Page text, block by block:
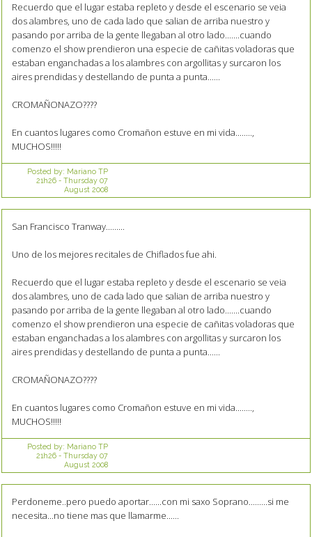
Recuerdo que el lugar estaba repleto y desde el escenario se veia
dos alambres, uno de cada lado que salian de arriba nuestro y
pasando por arriba de la gente llegaban al otro lado.......cuando
comenzo el show prendieron una especie de cañitas voladoras que
estaban enganchadas a los alambres con argollitas y surcaron los
aires prendidas y destellando de punta a punta......
CROMAÑONAZO????
En cuantos lugares como Cromañon estuve en mi vida........,
MUCHOS!!!!!
Posted by: Mariano TP
21h26- Thursday 07
August 2008
San Francisco Tranway.........
Uno de los mejores recitales de Chiflados fue ahi.
Recuerdo que el lugar estaba repleto y desde el escenario se veia
dos alambres, uno de cada lado que salian de arriba nuestro y
pasando por arriba de la gente llegaban al otro lado.......cuando
comenzo el show prendieron una especie de cañitas voladoras que
estaban enganchadas a los alambres con argollitas y surcaron los
aires prendidas y destellando de punta a punta......
CROMAÑONAZO????
En cuantos lugares como Cromañon estuve en mi vida........,
MUCHOS!!!!!
Posted by: Mariano TP
21h26- Thursday 07
August 2008
Perdoneme..pero puedo aportar......con mi saxo Soprano.........si me
necesita...no tiene mas que llamarme......